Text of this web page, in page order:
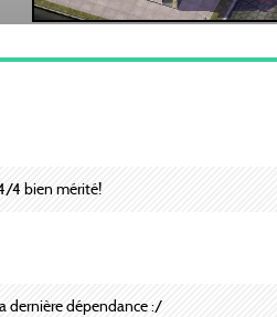
4 bien mérité!
dernière dépendance :/